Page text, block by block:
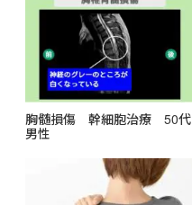
胸髄損傷 幹細胞治療 50代
男性